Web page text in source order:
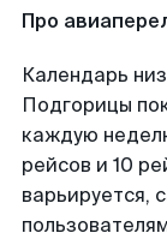
Про
Календарь
Подгорицы
каждую
рейсов и 10
варьируется,